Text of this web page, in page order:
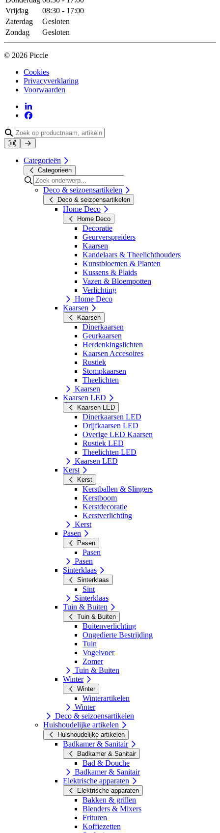
Vrijdag
08:30 - 17:00
Zaterdag
Gesloten
Zondag
Gesloten
© 2026 Piccle
Cookies
Privacyverklaring
Voorwaarden
Categorieën
Categorieën
Deco & seizoensartikelen
Deco & seizoensartikelen
Home Deco
Home Deco
Decoratie
Geurverspreiders
Kaarsen
Kandelaars & Theelichthouders
Kunstbloemen & Planten
Kussens & Plaids
Vazen & Bloempotten
Verlichting
Home Deco
Kaarsen
Kaarsen
Dinerkaarsen
Geurkaarsen
Herdenkingslichten
Kaarsen Accesoires
Rustiek
Stompkaarsen
Theelichten
Kaarsen
Kaarsen LED
Kaarsen LED
Dinerkaarsen LED
Drijfkaarsen LED
Overige LED Kaarsen
Rustiek LED
Theelichten LED
Kaarsen LED
Kerst
Kerst
Kerstballen & Slingers
Kerstboom
Kerstdecoratie
Kerstverlichting
Kerst
Pasen
Pasen
Pasen
Pasen
Sinterklaas
Sinterklaas
Sint
Sinterklaas
Tuin & Buiten
Tuin & Buiten
Buitenverlichting
Ongedierte Bestrijding
Tuin
Vogelvoer
Zomer
Tuin & Buiten
Winter
Winter
Winterartikelen
Winter
Deco & seizoensartikelen
Huishoudelijke artikelen
Huishoudelijke artikelen
Badkamer & Sanitair
Badkamer & Sanitair
Bad & Douche
Badkamer & Sanitair
Elektrische apparaten
Elektrische apparaten
Bakken & grillen
Blenders & Mixers
Frituren
Koffiezetten